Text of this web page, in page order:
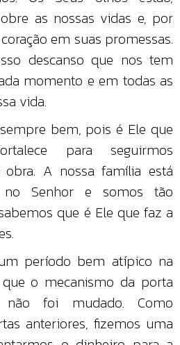
as nossas vidas e, por
em suas promessas.
descanso que nos tem
momento e em todas as
vida.
bem, pois é Ele que
para seguirmos
A nossa família está
Senhor e somos tão
que é Ele que faz a
período bem atípico na
o mecanismo da porta
foi mudado. Como
anteriores, fizemos uma